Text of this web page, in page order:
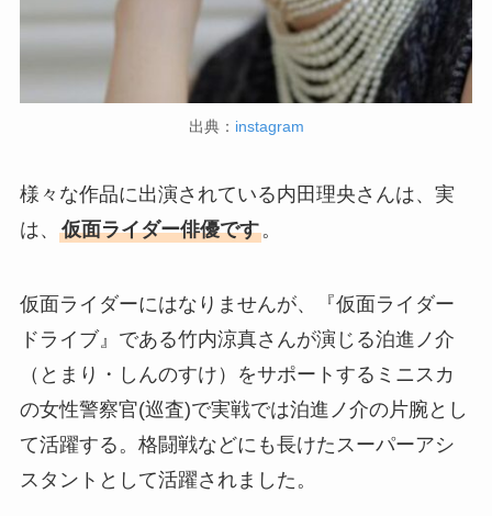
出典： instagram
様々な作品に出演されている内田理央さんは、実
は、 仮面ライダー俳優です。
仮面ライダーにはなりませんが、『仮面ライダー
ドライブ』である竹内涼真さんが演じる泊進ノ介
（とまり・しんのすけ）をサポートするミニスカ
の女性警察官(巡査)で実戦では泊進ノ介の片腕とし
て活躍する。格闘戦などにも長けたスーパーアシ
スタントとして活躍されました。